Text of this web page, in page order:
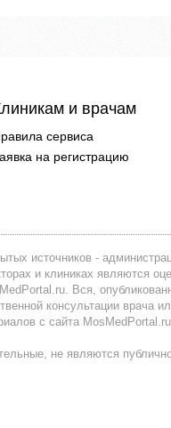
и врачам
сервиса
на регистрацию
источников -
и клиниках являются
Вся,
консультации врача
с сайта
не являются